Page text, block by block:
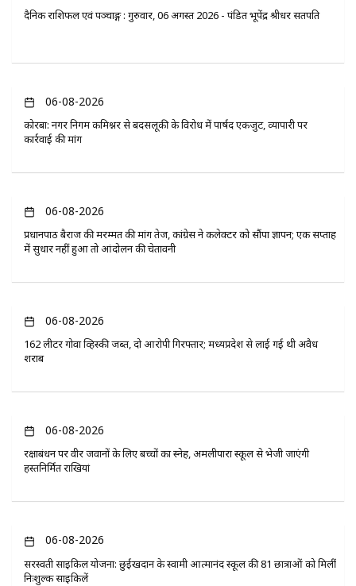
दैनिक राशिफल एवं पञ्चाङ्ग : गुरुवार, 06 अगस्त 2026 - पंडित भूपेंद्र श्रीधर सतपति
06-08-2026
कोरबा: नगर निगम कमिश्नर से बदसलूकी के विरोध में पार्षद एकजुट, व्यापारी पर
कार्रवाई की मांग
06-08-2026
प्रधानपाठ बैराज की मरम्मत की मांग तेज, कांग्रेस ने कलेक्टर को सौंपा ज्ञापन; एक सप्ताह
में सुधार नहीं हुआ तो आंदोलन की चेतावनी
06-08-2026
162 लीटर गोवा व्हिस्की जब्त, दो आरोपी गिरफ्तार; मध्यप्रदेश से लाई गई थी अवैध
शराब
06-08-2026
रक्षाबंधन पर वीर जवानों के लिए बच्चों का स्नेह, अमलीपारा स्कूल से भेजी जाएंगी
हस्तनिर्मित राखियां
06-08-2026
सरस्वती साइकिल योजना: छुईखदान के स्वामी आत्मानंद स्कूल की 81 छात्राओं को मिलीं
निःशुल्क साइकिलें